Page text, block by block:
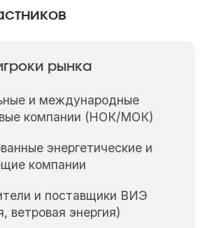
рынка
и международные
компании (НОК/МОК)
энергетические и
компании
и поставщики ВИЭ
ветровая энергия)